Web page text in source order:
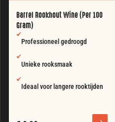
Barrel Rookhout Wine (per 100
Gram)
Professioneel gedroogd
Unieke rooksmaak
Ideaal voor langere rooktijden